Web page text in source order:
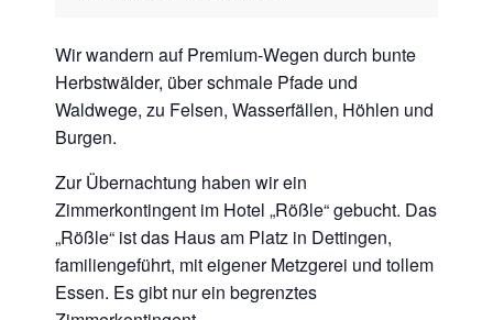
Wir wandern auf Premium-Wegen durch bunte
Herbstwälder, über schmale Pfade und
Waldwege, zu Felsen, Wasserfällen, Höhlen und
Burgen.
Zur Übernachtung haben wir ein
Zimmerkontingent im Hotel „Rößle“ gebucht. Das
„Rößle“ ist das Haus am Platz in Dettingen,
familiengeführt, mit eigener Metzgerei und tollem
Essen. Es gibt nur ein begrenztes